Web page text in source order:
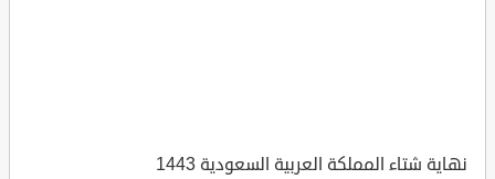
نهاية شتاء المملكة العربية السعودية 1443